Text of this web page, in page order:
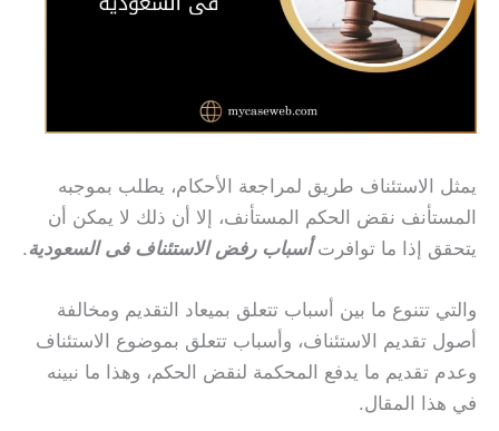
يمثل الاستئناف طريق لمراجعة الأحكام، يطلب بموجبه
المستأنف نقض الحكم المستأنف، إلا أن ذلك لا يمكن أن
يتحقق إذا ما توافرتأسباب رفض الاستئناف فى السعودية.
والتي تتنوع ما بين أسباب تتعلق بميعاد التقديم ومخالفة
أصول تقديم الاستئناف، وأسباب تتعلق بموضوع الاستئناف
وعدم تقديم ما يدفع المحكمة لنقض الحكم، وهذا ما نبينه
في هذا المقال.